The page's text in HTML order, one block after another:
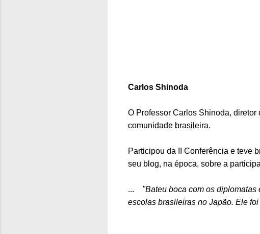
Carlos Shinoda
O Professor Carlos Shinoda,
comunidade brasileira.
Participou da II Conferência e teve
seu blog, na época, sobre a
... "Bateu boca com os
escolas brasileiras no Japão. Ele